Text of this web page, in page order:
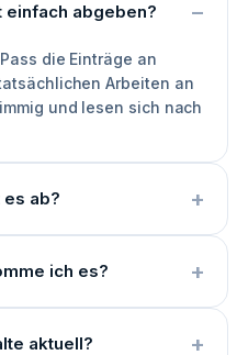
einfach abgeben?
die Einträge an
Arbeiten an
und lesen sich nach
ab?
ich es?
aktuell?